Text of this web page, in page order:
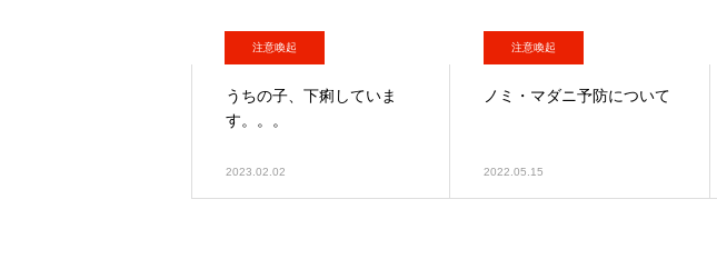
注意喚起
うちの子、下痢していま
す。。。
2023.02.02
注意喚起
ノミ・マダニ予防について
2022.05.15